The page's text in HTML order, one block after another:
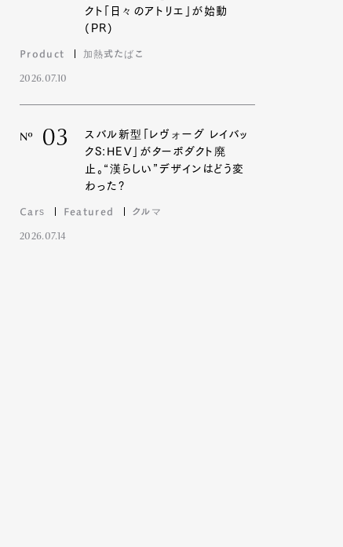
クト「日々のアトリエ」が始動
(PR)
Product 加熱式たばこ
2026.07.10
Nº 03
スバル新型「レヴォーグ レイバッ
クS:HEV」がターボダクト廃
止。“漢らしい”デザインはどう変
わった?
Cars Featured クルマ
2026.07.14